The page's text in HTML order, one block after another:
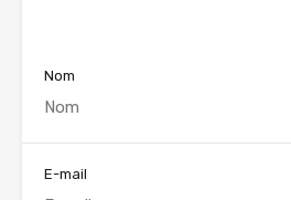
Nom
E-mail